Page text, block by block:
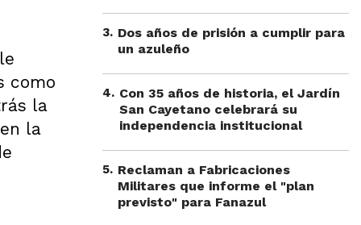
como
la
la
3. Dos años de prisión a cumplir para
un azuleño
4. Con 35 años de historia, el Jardín
San Cayetano celebrará su
independencia institucional
5. Reclaman a Fabricaciones
Militares que informe el "plan
previsto" para Fanazul